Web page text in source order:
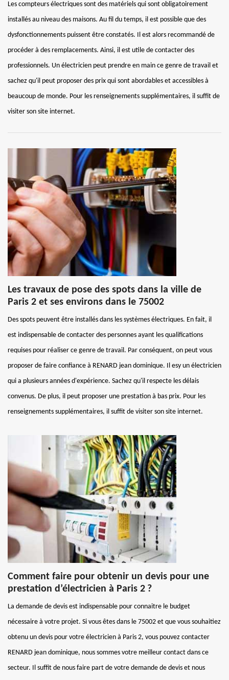
Les compteurs électriques sont des matériels qui sont obligatoirement
installés au niveau des maisons. Au fil du temps, il est possible que des
dysfonctionnements puissent être constatés. Il est alors recommandé de
procéder à des remplacements. Ainsi, il est utile de contacter des
professionnels. Un électricien peut prendre en main ce genre de travail et
sachez qu'il peut proposer des prix qui sont abordables et accessibles à
beaucoup de monde. Pour les renseignements supplémentaires, il suffit de
visiter son site internet.
Les travaux de pose des spots dans la ville de
Paris 2 et ses environs dans le 75002
Des spots peuvent être installés dans les systèmes électriques. En fait, il
est indispensable de contacter des personnes ayant les qualifications
requises pour réaliser ce genre de travail. Par conséquent, on peut vous
proposer de faire confiance à RENARD jean dominique. Il esy un électricien
qui a plusieurs années d'expérience. Sachez qu'il respecte les délais
convenus. De plus, il peut proposer une prestation à bas prix. Pour les
renseignements supplémentaires, il suffit de visiter son site internet.
Comment faire pour obtenir un devis pour une
prestation d’électricien à Paris 2 ?
La demande de devis est indispensable pour connaitre le budget
nécessaire à votre projet. Si vous êtes dans le 75002 et que vous souhaitiez
obtenu un devis pour votre électricien à Paris 2, vous pouvez contacter
RENARD jean dominique, nous sommes votre meilleur contact dans ce
secteur. Il suffit de nous faire part de votre demande de devis et nous